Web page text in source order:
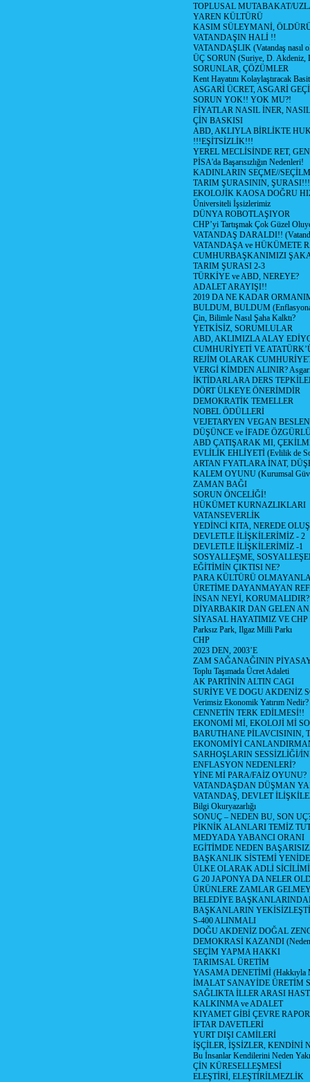
TOPLUSAL MUTABAKAT/
YAREN KÜLTÜRÜ
KASIM SÜLEYMANİ,
VATANDAŞIN HALİ !!
VATANDAŞLIK (Vatandaş nasıl
ÜÇ SORUN (Suriye, D. Akdeniz,
SORUNLAR, ÇÖZÜMLER
Kent Hayatını Kolaylaştıracak
ASGARİ ÜCRET, ASGARİ
SORUN YOK!! YOK MU?!
FİYATLAR NASIL İNER,
ÇİN BASKISI
ABD, AKLIYLA BİRLİKTE
!!!EŞİTSİZLİK!!!
YEREL MECLİSİNDE RET,
PİSA'da Başarısızlığın Nedenleri!
KADINLARIN SEÇME//
TARIM ŞURASININ, ŞURASI!!!
EKOLOJİK KAOSA DOĞRU
Üniversiteli İşsizlerimiz
DÜNYA ROBOTLAŞIYOR
CHP’yi Tartışmak Çok Güzel
VATANDAŞ DARALDI!!
VATANDAŞA ve HÜKÜMETE
CUMHURBAŞKANIMIZI
TARIM ŞURASI 2-3
TÜRKİYE ve ABD, NEREYE?
ADALET ARAYIŞI!!
2019 DA NE KADAR
BULDUM, BULDUM
Çin, Bilimle Nasıl Şaha Kalktı?
YETKİSİZ, SORUMLULAR
ABD, AKLIMIZLA ALAY
CUMHURİYETİ VE
REJİM OLARAK
VERGİ KİMDEN ALINIR?
İKTİDARLARA DERS
DÖRT ÜLKEYE ÖNERİMDİR
DEMOKRATİK TEMELLER
NOBEL ÖDÜLLERİ
VEJETARYEN VEGAN
DÜŞÜNCE ve İFADE
ABD ÇATIŞARAK MI,
EVLİLİK EHLİYETİ (Evlilik de
ARTAN FYATLARA İNAT,
KALEM OYUNU (Kurumsal
ZAMAN BAĞI
SORUN ÖNCELİĞİ!
HÜKÜMET KURNAZLIKLARI
VATANSEVERLİK
YEDİNCİ KITA, NEREDE
DEVLETLE İLİŞKİLERİMİZ - 2
DEVLETLE İLİŞKİLERİMİZ -1
SOSYALLEŞME,
EĞİTİMİN ÇIKTISI NE?
PARA KÜLTÜRÜ
ÜRETİME DAYANMAYAN
İNSAN NEYİ, KORUMALIDIR?
DİYARBAKIR DAN GELEN
SİYASAL HAYATIMIZ VE CHP
Parksız Park, Ilgaz Milli Parkı
CHP
2023 DEN, 2003’E
ZAM SAĞANAĞININ
Toplu Taşımada Ücret Adaleti
AK PARTİNİN ALTIN CAGI
SURİYE VE DOGU AKDENİZ
Verimsiz Ekonomik Yatırım Nedir?
CENNETİN TERK EDİLMESİ!!
EKONOMİ Mİ, EKOLOJİ Mİ
BARUTHANE PİLAVCISININ,
EKONOMİYİ
SARHOŞLARIN SESSİZLİĞİ/
ENFLASYON NEDENLERİ?
YİNE Mİ PARA/FAİZ OYUNU?
VATANDAŞDAN DÜŞMAN
VATANDAŞ, DEVLET
Bilgi Okuryazarlığı
SONUÇ – NEDEN BU, SON
PİKNİK ALANLARI TEMİZ
MEDYADA YABANCI ORANI
EGİTİMDE NEDEN
BAŞKANLIK SİSTEMİ
ÜLKE OLARAK ADLİ
G 20 JAPONYA DA NELER
ÜRÜNLERE ZAMLAR
BELEDİYE
BAŞKANLARIN
S-400 ALINMALI
DOĞU AKDENİZ DOĞAL
DEMOKRASİ KAZANDI (Neden
SEÇİM YAPMA HAKKI
TARIMSAL ÜRETİM
YASAMA DENETİMİ (Hakkıyla
İMALAT SANAYİDE ÜRETİM
SAĞLIKTA İLLER ARASI
KALKINMA ve ADALET
KIYAMET GİBİ ÇEVRE
İFTAR DAVETLERİ
YURT DIŞI CAMİLERİ
İŞÇİLER, İŞSİZLER, KENDİNİ
Bu İnsanlar Kendilerini Neden
ÇİN KÜRESELLEŞMESİ
ELEŞTİRİ, ELEŞTİRİLMEZLİK